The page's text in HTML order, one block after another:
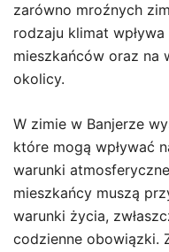
zarówno mroźnych
rodzaju klimat
mieszkańców oraz na
okolicy.
W zimie w Banjerze
które mogą wpływać
warunki
mieszkańcy muszą
warunki życia,
codzienne obowiązki.